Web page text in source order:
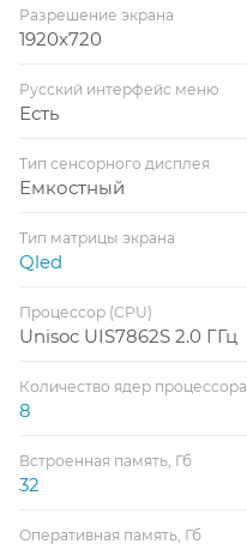
Разрешение экрана
1920x720
Русский интерфейс меню
Есть
Тип сенсорного дисплея
Емкостный
Тип матрицы экрана
Qled
Процессор (CPU)
Unisoc UIS7862S 2.0 ГГц
Количество ядер процессора
8
Встроенная память, Гб
32
Оперативная память, Гб